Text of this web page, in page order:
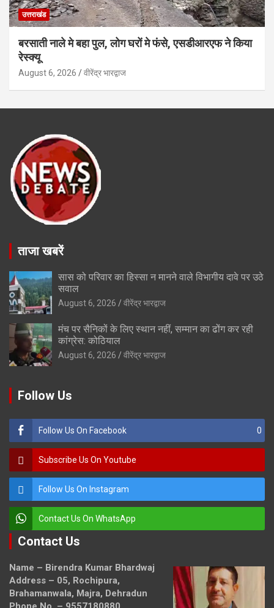
उत्तराखंड
बरसाती नाले मे बहा पुल, लोग घरों मे फंसे, एसडीआरएफ ने किया
रेस्क्यू
August 6, 2026 वीरेंद्र भारद्वाज
ताजा खबरें
सास को परिवार का हिस्सा न मानने वाले विभागीय दावे पर उठे
सवाल
August 6, 2026 वीरेंद्र भारद्वाज
मंच पर सैनिकों के लिए स्थान नहीं, सम्मान का ढोंग कर रही
कांग्रेस: कोठियाल
August 6, 2026 वीरेंद्र भारद्वाज
Follow Us
Follow Us On Facebook 0
Subscribe Us On Youtube
Follow Us On Instagram
Contact Us On WhatsApp
Contact Us
Name – Birendra Kumar Bhardwaj
Address – 05, Rochipura,
Brahamanwala, Majra, Dehradun